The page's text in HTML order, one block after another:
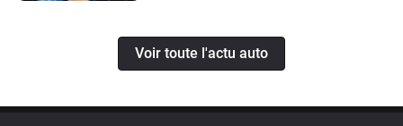
Voir toute l'actu auto